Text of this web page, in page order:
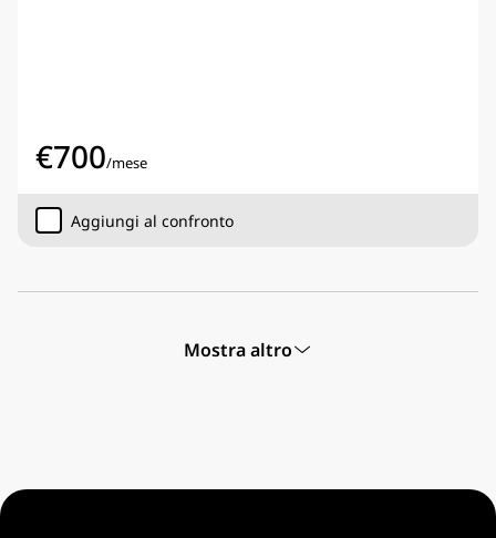
€700/mese
Aggiungi al confronto
Mostra altro